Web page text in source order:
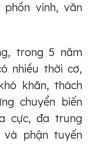
vinh, văn
trong 5 năm
nhiều thời cơ,
khăn, thách
chuyển biến
cực, đa trung
phận tuyến